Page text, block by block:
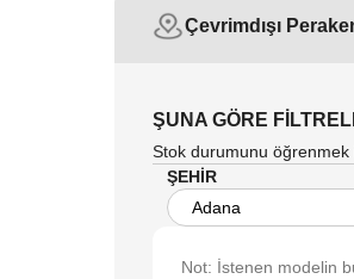
Çevrimdışı
ŞUNA GÖRE
Stok durumunu öğrenmek
ŞEHİR
Not: İstenen modelin